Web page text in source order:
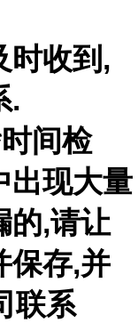
时收到,
.
间检
出现大量
的,请让
保存,并
联系